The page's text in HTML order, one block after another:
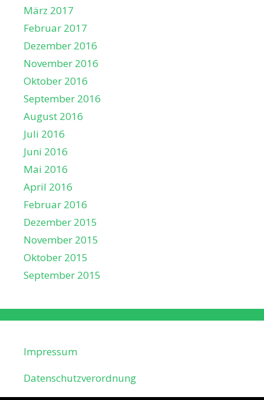
März 2017
Februar 2017
Dezember 2016
November 2016
Oktober 2016
September 2016
August 2016
Juli 2016
Juni 2016
Mai 2016
April 2016
Februar 2016
Dezember 2015
November 2015
Oktober 2015
September 2015
Impressum
Datenschutzverordnung